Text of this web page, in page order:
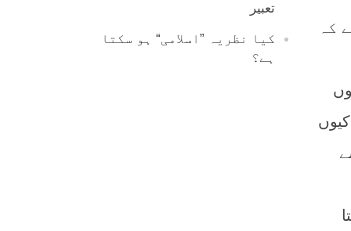
تعبیر
کیا نظریہ ”اسلامی“ ہو سکتا
ہے؟
کہ